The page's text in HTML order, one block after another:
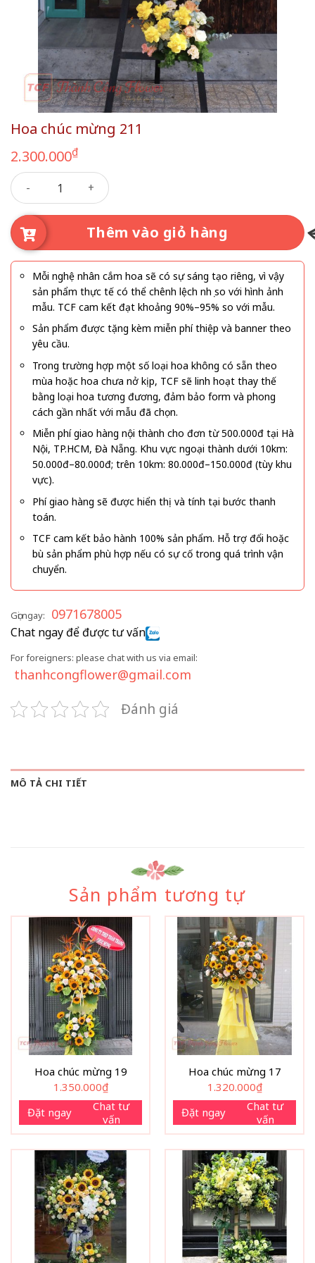
Hoa chúc mừng 211
2.300.000₫
Hoa chúc mừng 211 số lượng
Thêm vào giỏ hàng
Mỗi nghệ nhân cắm hoa sẽ có sự sáng tạo riêng, vì vậy
sản phẩm thực tế có thể chênh lệch nhẹ so với hình ảnh
mẫu. TCF cam kết đạt khoảng 90%–95% so với mẫu.
Sản phẩm được tặng kèm miễn phí thiệp và banner theo
yêu cầu.
Trong trường hợp một số loại hoa không có sẵn theo
mùa hoặc hoa chưa nở kịp, TCF sẽ linh hoạt thay thế
bằng loại hoa tương đương, đảm bảo form và phong
cách gần nhất với mẫu đã chọn.
Miễn phí giao hàng nội thành cho đơn từ 500.000đ tại Hà
Nội, TP.HCM, Đà Nẵng. Khu vực ngoại thành dưới 10km:
50.000đ–80.000đ; trên 10km: 80.000đ–150.000đ (tùy khu
vực).
Phí giao hàng sẽ được hiển thị và tính tại bước thanh
toán.
TCF cam kết bảo hành 100% sản phẩm. Hỗ trợ đổi hoặc
bù sản phẩm phù hợp nếu có sự cố trong quá trình vận
chuyển.
Gọi ngay: 0971678005
Chat ngay để được tư vấn
For foreigners: please chat with us via email:
thanhcongflower@gmail.com
Đánh giá
MÔ TẢ CHI TIẾT
Sản phẩm tương tự
Hoa chúc mừng 19
1.350.000₫
Đặt ngay
Chat tư
vấn
Hoa chúc mừng 17
1.320.000₫
Đặt ngay
Chat tư
vấn